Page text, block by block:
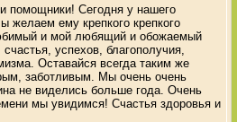
помощники! Сегодня у нашего
ему крепкого крепкого
и мой любящий и обожаемый
успехов, благополучия,
Оставайся всегда таким же
заботливым. Мы очень очень
не виделись больше года. Очень
мы увидимся! Счастья здоровья и